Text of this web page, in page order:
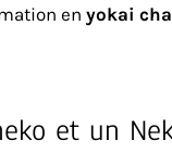
en yokai
et un